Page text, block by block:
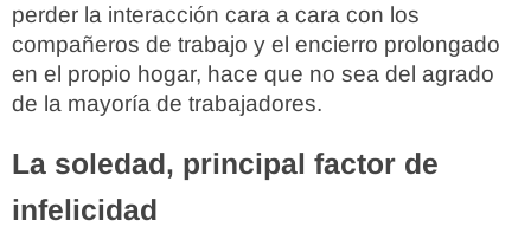
perder la interacción cara a cara con los
compañeros de trabajo y el encierro prolongado
en el propio hogar, hace que no sea del agrado
de la mayoría de trabajadores.
La soledad, principal factor de
infelicidad